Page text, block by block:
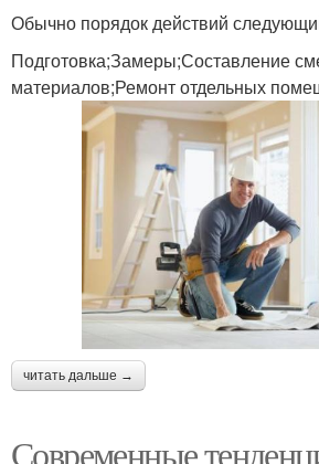
Обычно порядок действий
Подготовка;Замеры;Составление
материалов;Ремонт отдельных
читать дальше →
Современные